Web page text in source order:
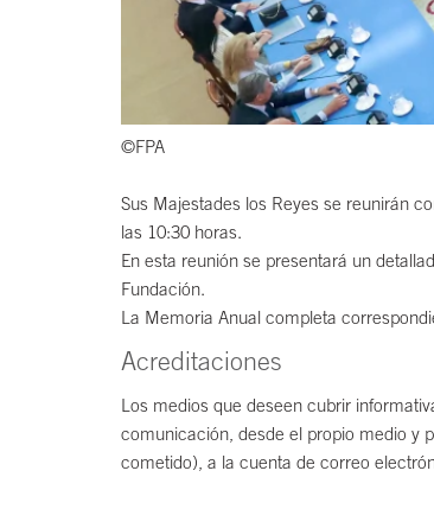
©FPA
Sus Majestades los Reyes se reunirán
las 10:30 horas.
En esta reunión se presentará un
Fundación.
La Memoria Anual completa
Acreditaciones
Los medios que deseen cubrir
comunicación, desde el propio medio y
cometido), a la cuenta de correo